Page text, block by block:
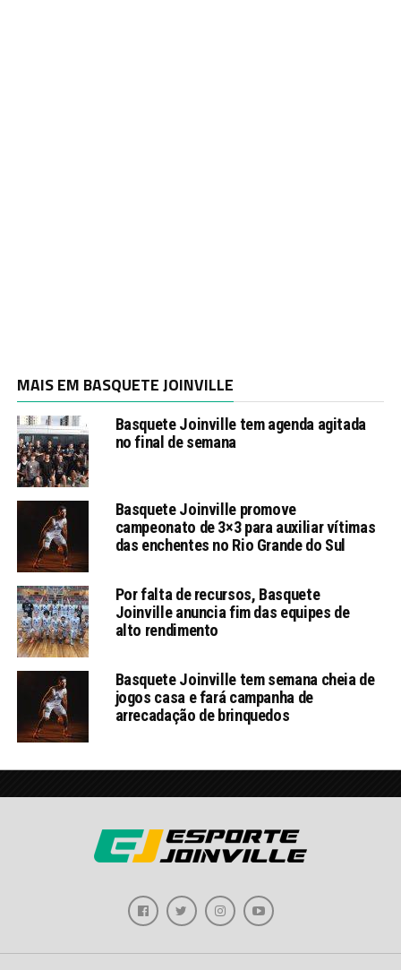
MAIS EM BASQUETE JOINVILLE
Basquete Joinville tem agenda agitada
no final de semana
Basquete Joinville promove
campeonato de 3×3 para auxiliar vítimas
das enchentes no Rio Grande do Sul
Por falta de recursos, Basquete
Joinville anuncia fim das equipes de
alto rendimento
Basquete Joinville tem semana cheia de
jogos casa e fará campanha de
arrecadação de brinquedos